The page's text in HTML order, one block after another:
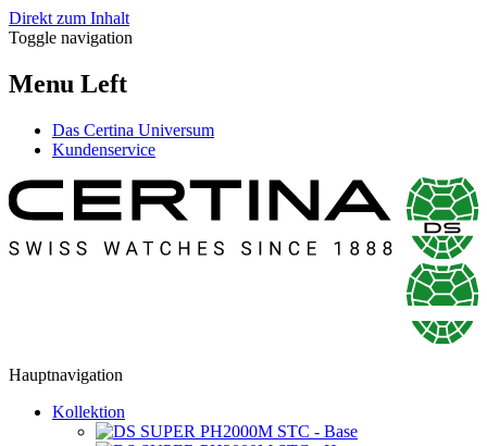
Direkt zum Inhalt
Toggle navigation
Menu Left
Das Certina Universum
Kundenservice
Hauptnavigation
Kollektion